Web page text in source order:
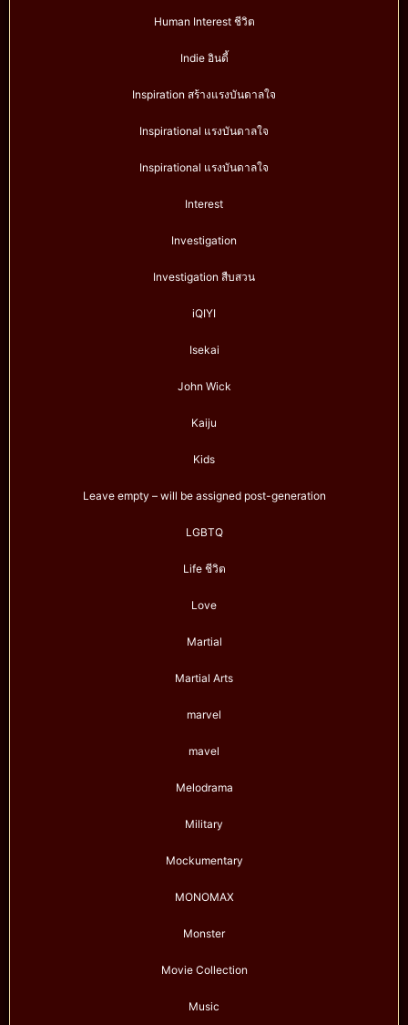
Human Interest ชีวิต
Indie อินดี้
Inspiration สร้างแรงบันดาลใจ
Inspirational แรงบันดาลใจ
Inspirational แรงบันดาลใจ
Interest
Investigation
Investigation สืบสวน
iQIYI
Isekai
John Wick
Kaiju
Kids
Leave empty – will be assigned post-generation
LGBTQ
Life ชีวิต
Love
Martial
Martial Arts
marvel
mavel
Melodrama
Military
Mockumentary
MONOMAX
Monster
Movie Collection
Music